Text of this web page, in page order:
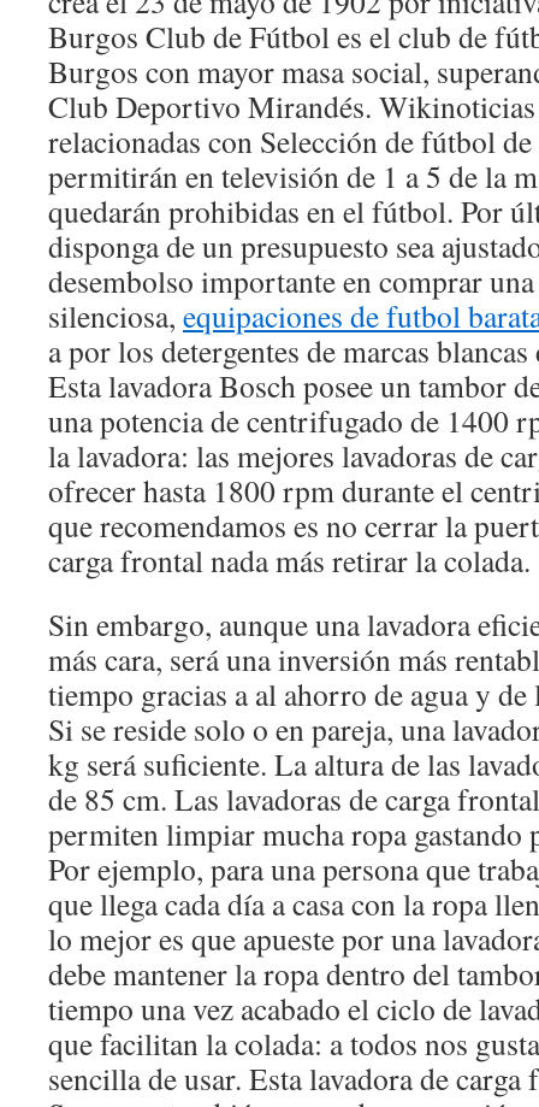
Burgos Club de Fútbol es el club de
Burgos con mayor masa social,
Club Deportivo Mirandés.
relacionadas con Selección de fútbol
permitirán en televisión de 1 a 5 de la
quedarán prohibidas en el fútbol. Por
disponga de un presupuesto sea
desembolso importante en comprar
silenciosa, equipaciones de futbol
a por los detergentes de marcas
Esta lavadora Bosch posee un tambor
una potencia de centrifugado de 1400
la lavadora: las mejores lavadoras de
ofrecer hasta 1800 rpm durante el
que recomendamos es no cerrar la
carga frontal nada más retirar la colada.
Sin embargo, aunque una lavadora
más cara, será una inversión más
tiempo gracias a al ahorro de agua y
Si se reside solo o en pareja, una
kg será suficiente. La altura de las
de 85 cm. Las lavadoras de carga
permiten limpiar mucha ropa gastando
Por ejemplo, para una persona que
que llega cada día a casa con la ropa
lo mejor es que apueste por una
debe mantener la ropa dentro del
tiempo una vez acabado el ciclo de
que facilitan la colada: a todos nos
sencilla de usar. Esta lavadora de